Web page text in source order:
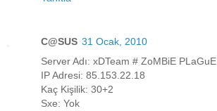
C@SUS 31 Ocak, 2010
Server Adı: xDTeam # ZoMBiE PLaGuE
IP Adresi: 85.153.22.18
Kaç Kişilik: 30+2
Sxe: Yok